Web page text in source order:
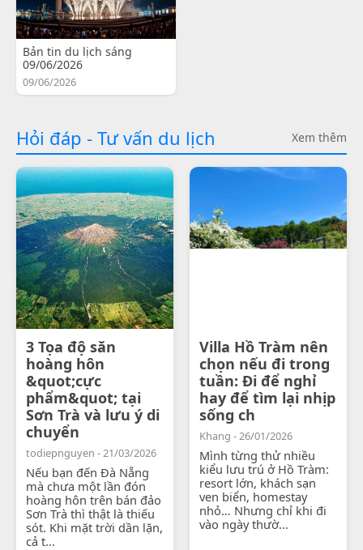
Bản tin du lịch sáng
09/06/2026
09/06/2026
Hỏi đáp - Tư vấn du lịch Xem thêm
3 Tọa độ săn
hoàng hôn
&quot;cực
phẩm&quot; tại
Sơn Trà và lưu ý di
chuyển
todiepnguyen - 21/03/2026
Nếu bạn đến Đà Nẵng
mà chưa một lần đón
hoàng hôn trên bán đảo
Sơn Trà thì thật là thiếu
sót. Khi mặt trời dần lặn,
cả t...
Villa Hồ Tràm nên
chọn nếu đi trong
tuần: Đi để nghỉ
hay để tìm lại nhịp
sống ch
Khang - 26/01/2026
Mình từng thử nhiều
kiểu lưu trú ở Hồ Tràm:
resort lớn, khách sạn
ven biển, homestay
nhỏ… Nhưng chỉ khi đi
vào ngày thườ...